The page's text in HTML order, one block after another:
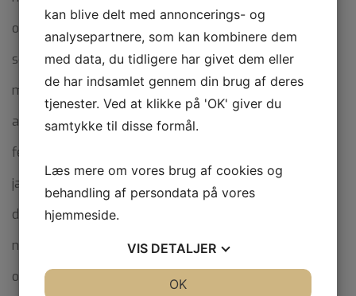
oktober 2023
september 2023
maj 2023
april 2023
februar 2023
januar 2023
december 2022
november 2022
oktober 2022
kan blive delt med annoncerings- og
analysepartnere, som kan kombinere dem
med data, du tidligere har givet dem eller
de har indsamlet gennem din brug af deres
tjenester. Ved at klikke på 'OK' giver du
samtykke til disse formål.
Læs mere om vores brug af cookies og
behandling af persondata på vores
hjemmeside.
VIS DETALJER
OK